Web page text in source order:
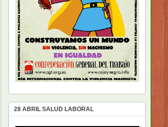
28 ABRIL SALUD LABORAL